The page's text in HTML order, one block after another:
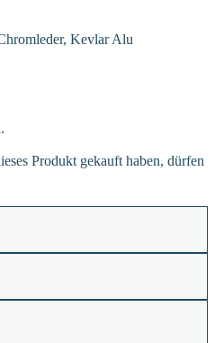
Kevlar Alu
Produkt gekauft haben, dürfen